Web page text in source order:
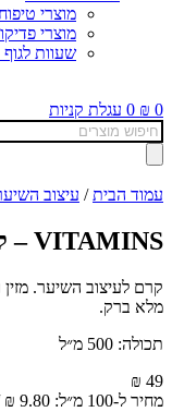
מוצרי
מוצרי
שעוות לגוף
₪ 0
0 עגלת קניות
Products
search
עמוד הבית/ עיצוב
VITAMINS – קרם הברקה ועיצוב 500 מ״ל
קרם לעיצוב השיער.
מלא ברק.
תכולה: 500 מ״ל
₪ 49
מחיר ל-100 מ״ל:
₪ 9.80